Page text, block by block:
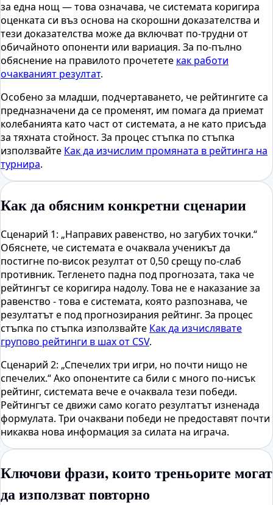
за една нощ — това означава, че системата коригира
оценката си въз основа на скорошни доказателства и
тези доказателства може да включват по-трудни от
обичайното опоненти или вариация. За по-пълно
обяснение на правилото прочетете как работи
очакваният резултат.
Особено за младши, подчертаването, че рейтингите са
предназначени да се променят, им помага да приемат
колебанията като част от системата, а не като присъда
за тяхната стойност. За процес стъпка по стъпка
използвайте Как да изчислим промяната в рейтинга на
турнира.
Как да обясним конкретни сценарии
Сценарий 1: „Направих равенство, но загубих точки.“
Обяснете, че системата е очаквала ученикът да
постигне по-висок резултат от 0,50 срещу по-слаб
противник. Тегленето падна под прогнозата, така че
рейтингът се коригира надолу. Това не е наказание за
равенство - това е системата, която разпознава, че
резултатът е под прогнозирания рейтинг. За процес
стъпка по стъпка използвайте Как да изчислявате
групово рейтинги в шах от CSV.
Сценарий 2: „Спечелих три игри, но почти нищо не
спечелих.“ Ако опонентите са били с много по-нисък
рейтинг, системата вече е очаквала тези победи.
Рейтингът се движи само когато резултатът изненада
формулата. Три очаквани победи не предоставят почти
никаква нова информация за силата на играча.
Ключови фрази, които треньорите могат
да използват повторно